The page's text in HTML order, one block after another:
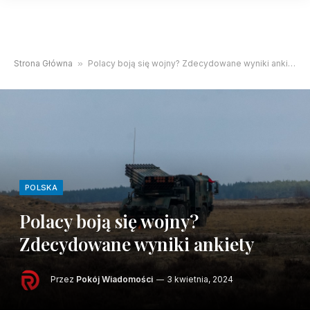
Strona Główna » Polacy boją się wojny? Zdecydowane wyniki ankiety
POLSKA
Polacy boją się wojny?
Zdecydowane wyniki ankiety
Przez Pokój Wiadomości 3 kwietnia, 2024